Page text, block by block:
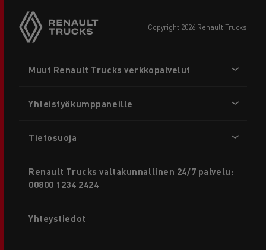
copyright 2026 Renault Trucks
menu
Muut Renault Trucks verkkopalvelut
Yhteistyökumppaneille
Tietosuoja
Renault Trucks valtakunnallinen 24/7 palvelu:
00800 1234 2424
Yhteystiedot